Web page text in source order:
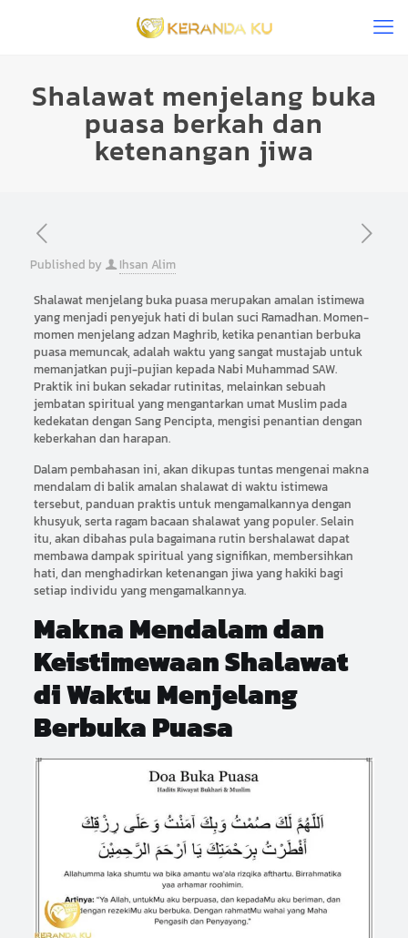
Shalawat menjelang buka
puasa berkah dan
ketenangan jiwa
Published by Ihsan Alim
Shalawat menjelang buka puasa merupakan amalan istimewa
yang menjadi penyejuk hati di bulan suci Ramadhan. Momen-
momen menjelang adzan Maghrib, ketika penantian berbuka
puasa memuncak, adalah waktu yang sangat mustajab untuk
memanjatkan puji-pujian kepada Nabi Muhammad SAW.
Praktik ini bukan sekadar rutinitas, melainkan sebuah
jembatan spiritual yang mengantarkan umat Muslim pada
kedekatan dengan Sang Pencipta, mengisi penantian dengan
keberkahan dan harapan.
Dalam pembahasan ini, akan dikupas tuntas mengenai makna
mendalam di balik amalan shalawat di waktu istimewa
tersebut, panduan praktis untuk mengamalkannya dengan
khusyuk, serta ragam bacaan shalawat yang populer. Selain
itu, akan dibahas pula bagaimana rutin bershalawat dapat
membawa dampak spiritual yang signifikan, membersihkan
hati, dan menghadirkan ketenangan jiwa yang hakiki bagi
setiap individu yang mengamalkannya.
Makna Mendalam dan
Keistimewaan Shalawat
di Waktu Menjelang
Berbuka Puasa